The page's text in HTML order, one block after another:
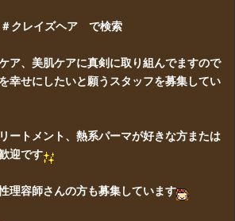
クレイズヘア で検索
ア、美肌ケアに真剣に取り組んでますので
幸せにしたいと願うスタッフを募集してい
ートメント、熱系パーマが好きな方または
迎です
理容師さんの方も募集しています